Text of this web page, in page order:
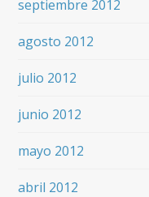
septiembre 2012
agosto 2012
julio 2012
junio 2012
mayo 2012
abril 2012